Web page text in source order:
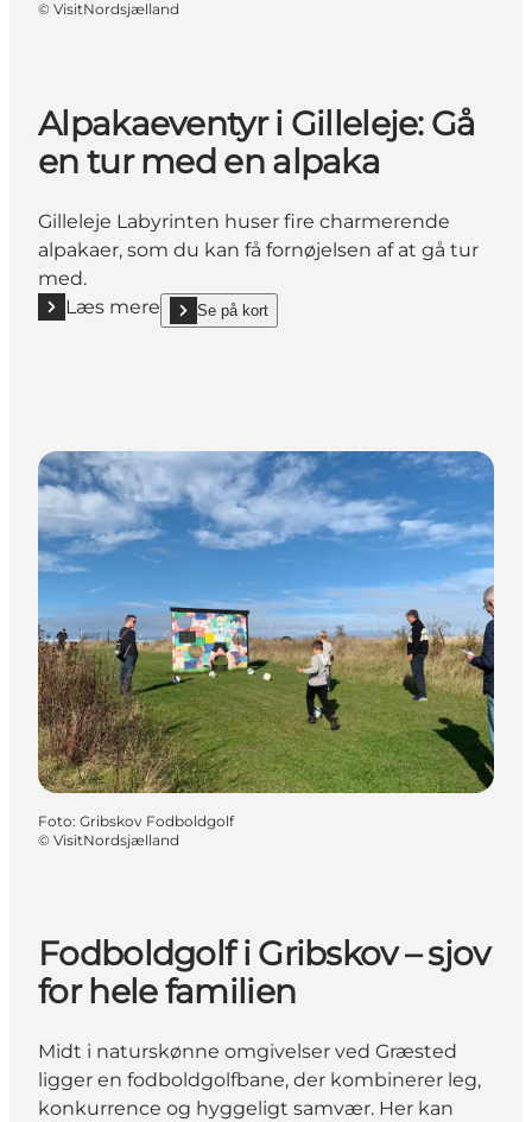
© VisitNordsjælland
Alpakaeventyr i Gilleleje: Gå
en tur med en alpaka
Gilleleje Labyrinten huser fire charmerende
alpakaer, som du kan få fornøjelsen af at gå tur
med.
Læs mere
Læs mere "Alpakaeventyr i Gilleleje: Gå en tur med
Se på kort
show Alpakaeventyr i Gilleleje: Gå en tur med en
Foto: Gribskov Fodboldgolf
© VisitNordsjælland
Fodboldgolf i Gribskov – sjov
for hele familien
Midt i naturskønne omgivelser ved Græsted
ligger en fodboldgolfbane, der kombinerer leg,
konkurrence og hyggeligt samvær. Her kan